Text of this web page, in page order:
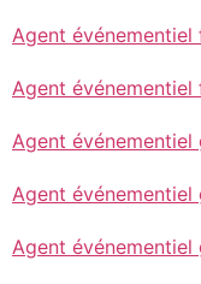
Agent
Agent
Agent
Agent
Agent